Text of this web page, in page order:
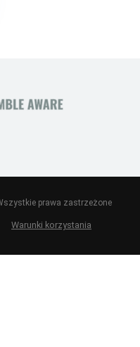
prawa zastrzeżone
Warunki korzystania